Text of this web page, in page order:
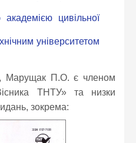
цивільної
університетом
Марущак П.О. є членом
ТНТУ» та низки
зокрема: